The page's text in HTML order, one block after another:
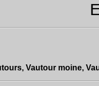
Vautour moine,